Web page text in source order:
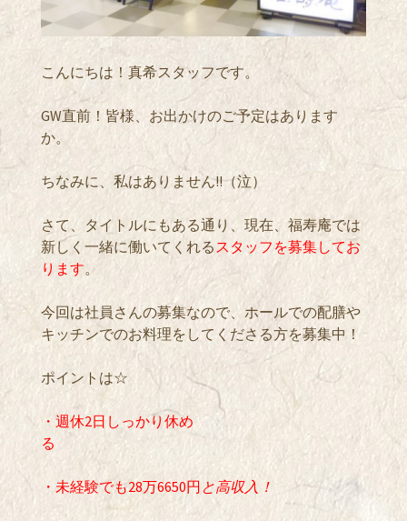
こんにちは！真希スタッフです。
GW直前！皆様、お出かけのご予定はあります
か。
ちなみに、私はありません!!（泣）
さて、タイトルにもある通り、現在、福寿庵では
新しく一緒に働いてくれる スタッフを募集してお
ります。
今回は社員さんの募集なので、ホールでの配膳や
キッチンでのお料理をしてくださる方を募集中！
ポイントは☆
・週休2日しっかり休め
る
・未経験でも28万6650円 と高収入！